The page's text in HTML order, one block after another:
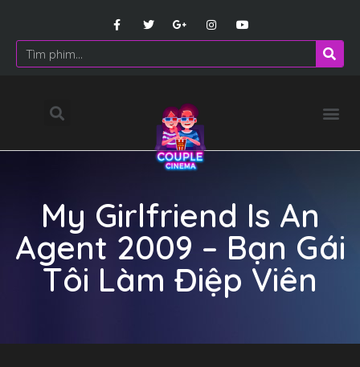
My Girlfriend Is An
Agent 2009 – Bạn Gái
Tôi Làm Điệp Viên